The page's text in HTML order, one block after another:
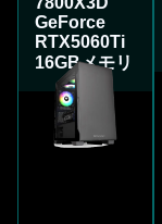
GeForce
RTX5060Ti
16GBメモリ